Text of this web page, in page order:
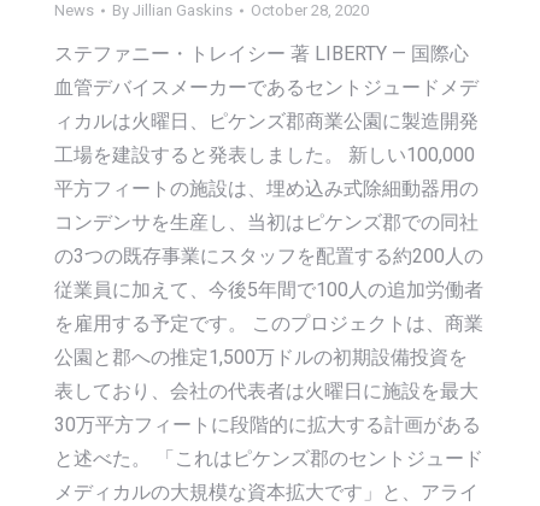
News By Jillian Gaskins October 28, 2020
ステファニー・トレイシー 著 LIBERTY — 国際心
血管デバイスメーカーであるセントジュードメデ
ィカルは火曜日、ピケンズ郡商業公園に製造開発
工場を建設すると発表しました。 新しい100,000
平方フィートの施設は、埋め込み式除細動器用の
コンデンサを生産し、当初はピケンズ郡での同社
の3つの既存事業にスタッフを配置する約200人の
従業員に加えて、今後5年間で100人の追加労働者
を雇用する予定です。 このプロジェクトは、商業
公園と郡への推定1,500万ドルの初期設備投資を
表しており、会社の代表者は火曜日に施設を最大
30万平方フィートに段階的に拡大する計画がある
と述べた。 「これはピケンズ郡のセントジュード
メディカルの大規模な資本拡大です」と、アライ